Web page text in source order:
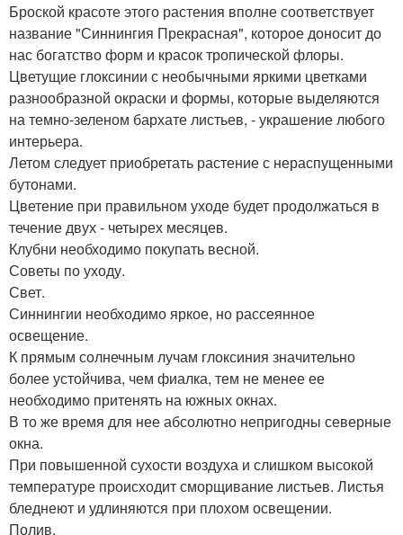
Броской красоте этого растения вполне соответствует
название "Синнингия Прекрасная", которое доносит до
нас богатство форм и красок тропической флоры.
Цветущие глоксинии с необычными яркими цветками
разнообразной окраски и формы, которые выделяются
на темно-зеленом бархате листьев, - украшение любого
интерьера.
Летом следует приобретать растение с нераспущенными
бутонами.
Цветение при правильном уходе будет продолжаться в
течение двух - четырех месяцев.
Клубни необходимо покупать весной.
Советы по уходу.
Свет.
Синнингии необходимо яркое, но рассеянное
освещение.
К прямым солнечным лучам глоксиния значительно
более устойчива, чем фиалка, тем не менее ее
необходимо притенять на южных окнах.
В то же время для нее абсолютно непригодны северные
окна.
При повышенной сухости воздуха и слишком высокой
температуре происходит сморщивание листьев. Листья
бледнеют и удлиняются при плохом освещении.
Полив.